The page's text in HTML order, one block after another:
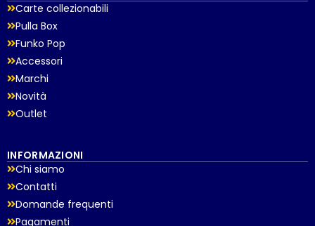
Carte collezionabili
Pulla Box
Funko Pop
Accessori
Marchi
Novità
Outlet
INFORMAZIONI
Chi siamo
Contatti
Domande frequenti
Pagamenti